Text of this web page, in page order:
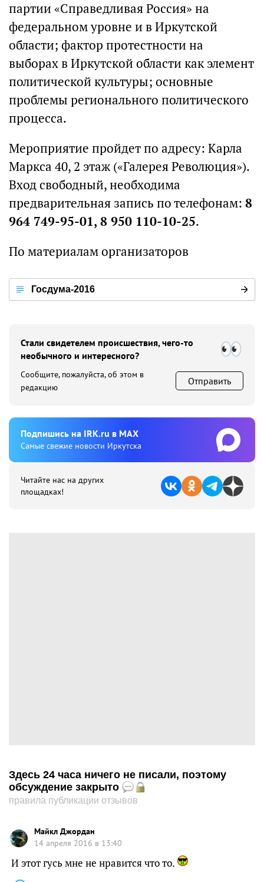
партии «Справедливая Россия» на
федеральном уровне и в Иркутской
области; фактор протестности на
выборах в Иркутской области как элемент
политической культуры; основные
проблемы регионального политического
процесса.
Мероприятие пройдет по адресу: Карла
Маркса 40, 2 этаж («Галерея Революция»).
Вход свободный, необходима
предварительная запись по телефонам: 8
964 749-95-01, 8 950 110-10-25.
По материалам организаторов
Госдума-2016
Стали свидетелем происшествия, чего-то
необычного и интересного?
Сообщите, пожалуйста, об этом в
редакцию
Отправить
Подпишиcь на IRK.ru в MAX
Cамые свежие новости Иркутска
Читайте нас на других
площадках!
Здесь 24 часа ничего не писали, поэтому
обсуждение закрыто
правила публикации отзывов
Майкл Джордан
14 апреля 2016 в 13:40
И этот гусь мне не нравится что то.